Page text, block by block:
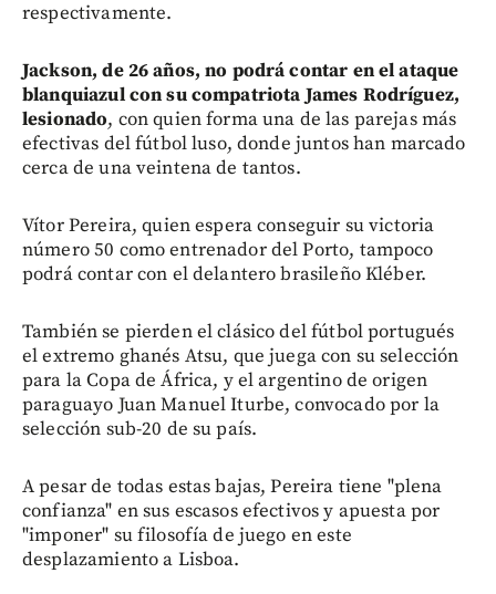
respectivamente.
Jackson, de 26 años, no podrá contar en el ataque
blanquiazul con su compatriota James Rodríguez,
lesionado, con quien forma una de las parejas más
efectivas del fútbol luso, donde juntos han marcado
cerca de una veintena de tantos.
Vítor Pereira, quien espera conseguir su victoria
número 50 como entrenador del Porto, tampoco
podrá contar con el delantero brasileño Kléber.
También se pierden el clásico del fútbol portugués
el extremo ghanés Atsu, que juega con su selección
para la Copa de África, y el argentino de origen
paraguayo Juan Manuel Iturbe, convocado por la
selección sub-20 de su país.
A pesar de todas estas bajas, Pereira tiene "plena
confianza" en sus escasos efectivos y apuesta por
"imponer" su filosofía de juego en este
desplazamiento a Lisboa.